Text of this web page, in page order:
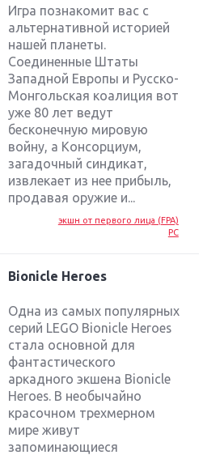
Игра познакомит вас с
альтернативной историей
нашей планеты.
Соединенные Штаты
Западной Европы и Русско-
Монгольская коалиция вот
уже 80 лет ведут
бесконечную мировую
войну, а Консорциум,
загадочный синдикат,
извлекает из нее прибыль,
продавая оружие и...
экшн от первого лица (FPA)
PC
Bionicle Heroes
Одна из самых популярных
серий LEGO Bionicle Heroes
стала основной для
фантастического
аркадного экшена Bionicle
Heroes. В необычайно
красочном трехмерном
мире живут
запоминающиеся